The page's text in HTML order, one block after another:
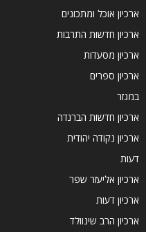
ארכיון אוכל ומתכונים
ארכיון חדשות התרבות
ארכיון מסעדות
ארכיון ספרים
במגזר
ארכיון חדשות הברנז'ה
ארכיון נקודה יהודית
דעות
ארכיון אליעזר שפר
ארכיון דעות
ארכיון הרב שינוולד